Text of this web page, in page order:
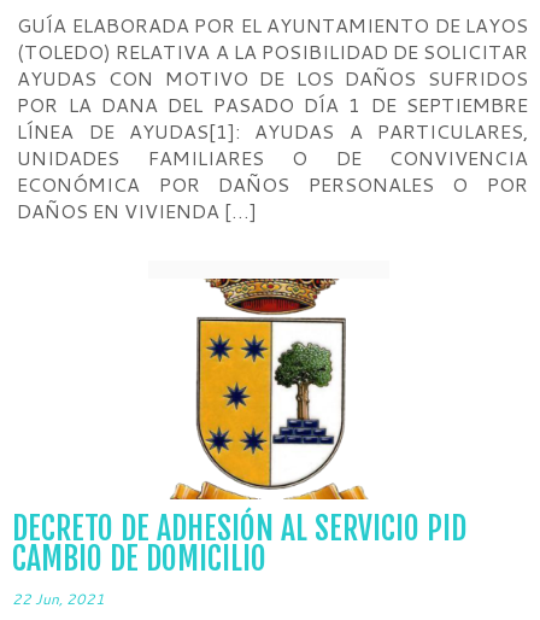
GUÍA ELABORADA POR EL AYUNTAMIENTO DE LAYOS
(TOLEDO) RELATIVA A LA POSIBILIDAD DE SOLICITAR
AYUDAS CON MOTIVO DE LOS DAÑOS SUFRIDOS
POR LA DANA DEL PASADO DÍA 1 DE SEPTIEMBRE
LÍNEA DE AYUDAS[1]: AYUDAS A PARTICULARES,
UNIDADES FAMILIARES O DE CONVIVENCIA
ECONÓMICA POR DAÑOS PERSONALES O POR
DAÑOS EN VIVIENDA […]
DECRETO DE ADHESIÓN AL SERVICIO PID
CAMBIO DE DOMICILIO
22 Jun, 2021